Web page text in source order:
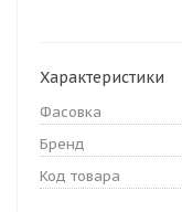
Характеристики
Фасовка
Бренд
Код товара